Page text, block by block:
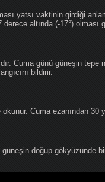
yatsı vaktinin girdiği
altında (-17°) olması
Cuma günü güneşin tepe
bildirir.
Cuma ezanından
güneşin doğup gökyüzünde